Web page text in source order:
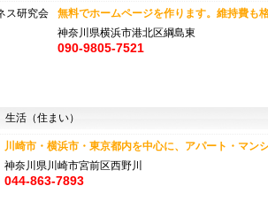
無料でホームページを作ります。維持費
神奈川県横浜市港北区綱島東
090-9805-7521
生活（住まい）
川崎市・横浜市・東京都内を中心に、アパート・マ
神奈川県川崎市宮前区西野川
044-863-7893